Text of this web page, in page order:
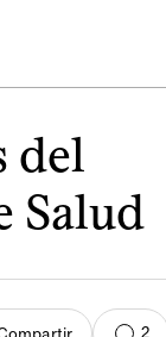
del
Salud
2